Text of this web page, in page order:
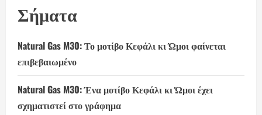
Σήματα
Natural Gas M30: Το μοτίβο Κεφάλι κι Ώμοι φαίνεται
επιβεβαιωμένο
Natural Gas M30: Ένα μοτίβο Κεφάλι κι Ώμοι έχει
σχηματιστεί στο γράφημα